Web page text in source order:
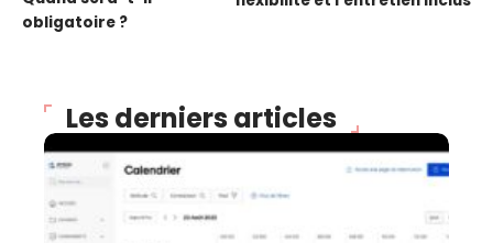
obligatoire ?
Les derniers articles